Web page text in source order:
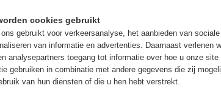
GAMING ROLE PLAYING GAMES
- Breinbreker
cookies gebruikt
gebruikt voor verkeersanalyse, het aanbieden van
van informatie en advertenties. Daarnaast verlenen
analysepartners toegang tot informatie over hoe u onze site
gebruiken in combinatie met andere gegevens die zij
van hun diensten of die u hen hebt verstrekt.